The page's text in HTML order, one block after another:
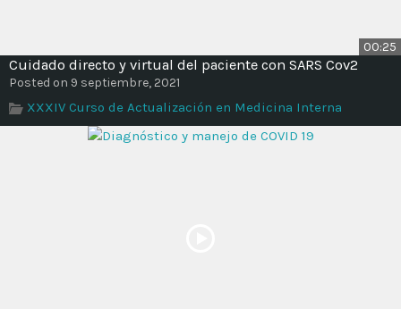
00:25
Cuidado directo y virtual del paciente con SARS Cov2
Posted on 9 septiembre, 2021
XXXIV Curso de Actualización en Medicina Interna